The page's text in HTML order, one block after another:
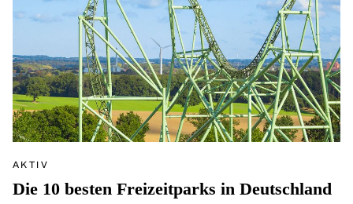
AKTIV
Die 10 besten Freizeitparks in Deutschland